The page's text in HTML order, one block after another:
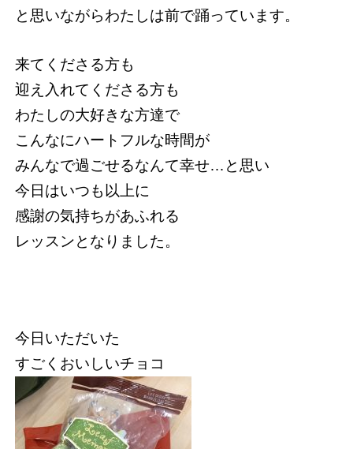
と思いながらわたしは前で踊っています。
来てくださる方も
迎え入れてくださる方も
わたしの大好きな方達で
こんなにハートフルな時間が
みんなで過ごせるなんて幸せ…と思い
今日はいつも以上に
感謝の気持ちがあふれる
レッスンとなりました。
今日いただいた
すごくおいしいチョコ